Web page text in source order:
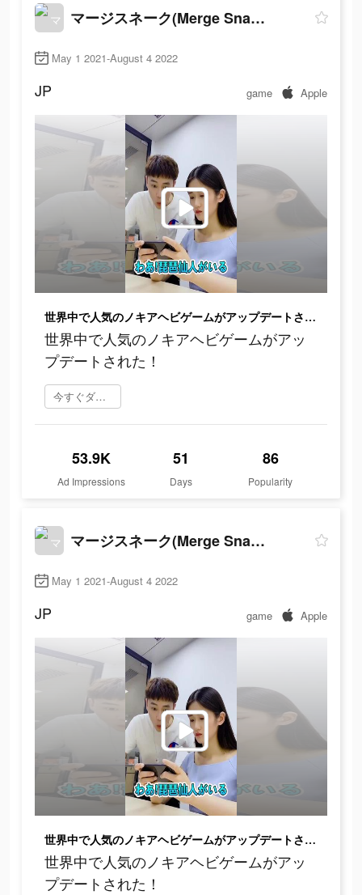
マージスネーク(Merge Snake!)
May 1 2021-August 4 2022
JP game Apple
世界中で人気のノキアヘビゲームがアップデートされた！
世界中で人気のノキアヘビゲームがアッ
プデートされた！
今すぐダウンロード
53.9K
Ad Impressions
51
Days
86
Popularity
マージスネーク(Merge Snake!)
May 1 2021-August 4 2022
JP game Apple
世界中で人気のノキアヘビゲームがアップデートされた！
世界中で人気のノキアヘビゲームがアッ
プデートされた！